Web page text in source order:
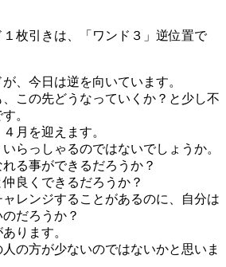
枚引きは、「ワンド３」逆位置で
、今日は逆を向いています。
この先どうなっていくか？と少し不
。
月を迎えます。
らっしゃるのではないでしょうか。
る事ができるだろうか？
良くできるだろうか？
レンジすることがあるのに、自分は
だろうか？
ります。
の方が少ないのではないかと思いま